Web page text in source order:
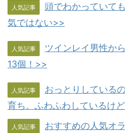
人気記事
頭でわかっていて
気ではない>>
人気記事
ツインレイ男性か
13個！>>
人気記事
おっとりしている
育ち。ふわふわしているけ
人気記事
おすすめの人気オ